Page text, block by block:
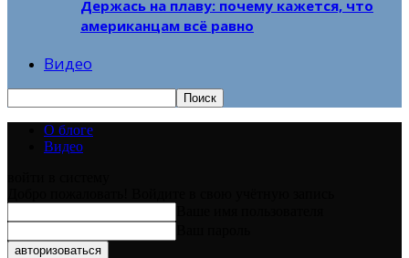
Держась на плаву: почему кажется, что
американцам всё равно
Видео
О блоге
Видео